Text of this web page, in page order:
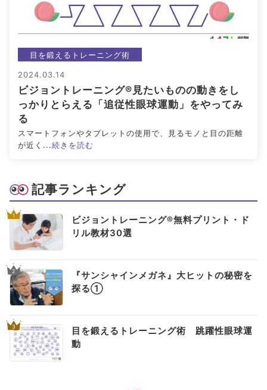
目を鍛えるトレーニング術
2024.03.14
ビジョントレーニング®見たいものの動きをし
っかりとらえる「追従性眼球運動」をやってみ
る
スマートフォンやタブレットの使用で、見るモノと目の距離
が近く...続きを読む
記事ランキング
1
ビジョントレーニング®無料プリント・ド
リル教材30選
2
『サンシャインメガネ』大ヒットの秘密を
探る①
3
目を鍛えるトレーニング術 跳躍性眼球運
動